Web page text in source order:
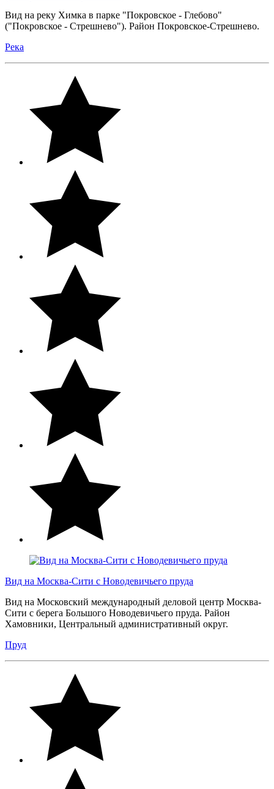
Вид на реку Химка в парке "Покровское - Глебово"
("Покровское - Стрешнево"). Район Покровское-Стрешнево.
Река
Вид на Москва-Сити с Новодевичьего пруда
Вид на Московский международный деловой центр Москва-
Сити с берега Большого Новодевичьего пруда. Район
Хамовники, Центральный административный округ.
Пруд